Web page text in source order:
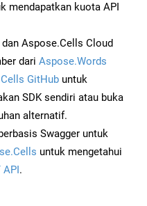
mendapatkan kuota API
Aspose.Cells Cloud
dari Aspose.Words
GitHub untuk
SDK sendiri atau buka
alternatif.
Swagger untuk
untuk mengetahui
API.